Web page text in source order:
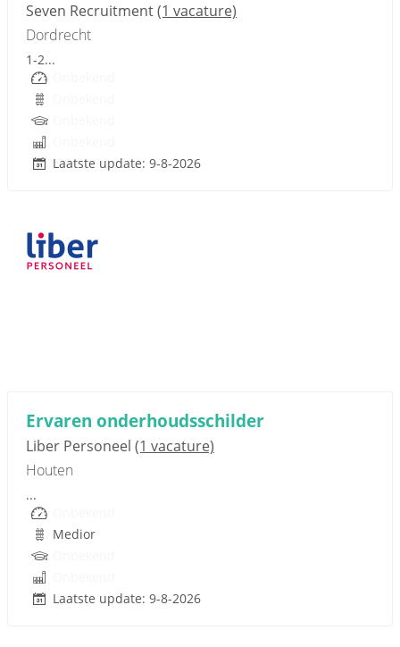
Seven Recruitment(1 vacature)
Dordrecht
1-2...
Laatste update: 9-8-2026
Ervaren onderhoudsschilder
Liber Personeel (1 vacature)
Houten
...
Medior
Laatste update: 9-8-2026